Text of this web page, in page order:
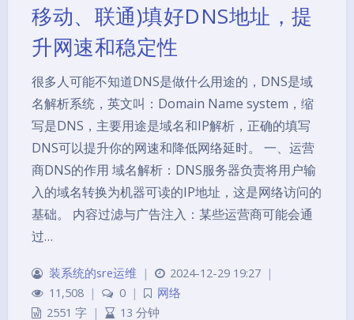
移动、联通)填好DNS地址，提
升网速和稳定性
很多人可能不知道DNS是做什么用途的，DNS是域
名解析系统，英文叫：Domain Name system，缩
写是DNS，主要用途是域名和IP解析，正确的填写
DNS可以提升你的网速和降低网络延时。 一、运营
商DNS的作用 域名解析：DNS服务器负责将用户输
入的域名转换为机器可读的IP地址，这是网络访问的
基础。 内容过滤与广告注入：某些运营商可能会通
过…
装系统的sre运维 | 2024-12-29 19:27 |
11,508 | 0 |
网络
2551 字 | 13 分钟